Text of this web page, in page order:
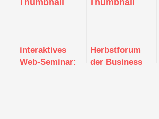
interaktives
Web-Seminar:
Herbstforum
der Business